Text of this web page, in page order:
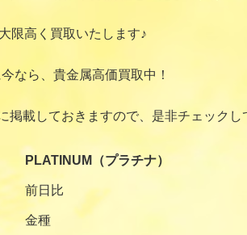
限高く買取いたします♪
なら、貴金属高価買取中！
掲載しておきますので、是非チェック
PLATINUM（プラチナ）
前日比
金種